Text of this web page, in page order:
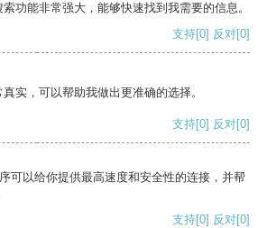
功能非常强大，能够快速找到我需要的信息。
支持[0] 反对[0]
实，可以帮助我做出更准确的选择。
支持[0] 反对[0]
可以给你提供最高速度和安全性的连接，并帮
支持[0] 反对[0]